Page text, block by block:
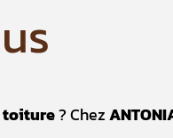
toiture? Chez